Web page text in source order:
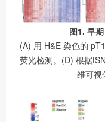
图1. 早
(A) 用 H&E 染色的
荧光检测。(D) 根据
维可视